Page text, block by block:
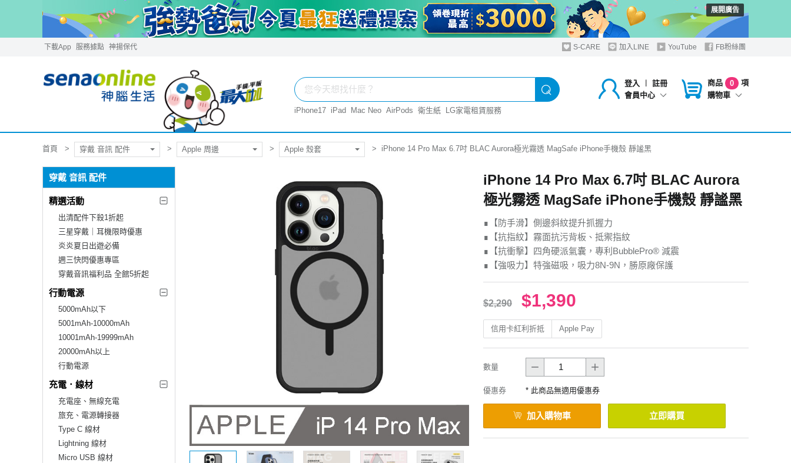
展開廣告
下載App 服務據點 神揚保代 S-CARE 加入LINE YouTube FB粉絲團
登入 ︱
註冊
會員中心
商品 0
項
購物車
iPhone17 iPad Mac Neo AirPods 衛生紙 LG家電租賃服務
首頁 穿戴 音訊 配件 Apple 周邊 Apple 殼套 iPhone 14 Pro Max 6.7吋 BLAC Aurora極光霧透 MagSafe iPhone手機殼 靜謐黑
穿戴 音訊 配件
精選活動
出清配件下殺1折起
三星穿戴｜耳機限時優惠
炎炎夏日出遊必備
週三快閃優惠專區
穿戴音訊福利品 全館5折起
行動電源
5000mAh以下
5001mAh-10000mAh
10001mAh-19999mAh
20000mAh以上
行動電源
充電．線材
充電座、無線充電
旅充、電源轉接器
Type C 線材
Lightning 線材
Micro USB 線材
iPhone 14 Pro Max 6.7吋 BLAC Aurora
極光霧透 MagSafe iPhone手機殼 靜謐黑
∎【防手滑】側邊斜紋提升抓握力
∎【抗指紋】霧面抗污背板、抵禦指紋
∎【抗衝擊】四角硬派氣囊，專利BubblePro® 減震
∎【強吸力】特強磁吸，吸力8N-9N，勝原廠保護
$2,290 $1,390
信用卡紅利折抵 Apple Pay
數量
優惠券 * 此商品無適用優惠券
加入購物車 立即購買